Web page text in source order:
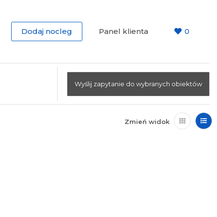
Dodaj nocleg Panel klienta 0
Wyślij zapytanie do wybranych obiektów
Zmień widok